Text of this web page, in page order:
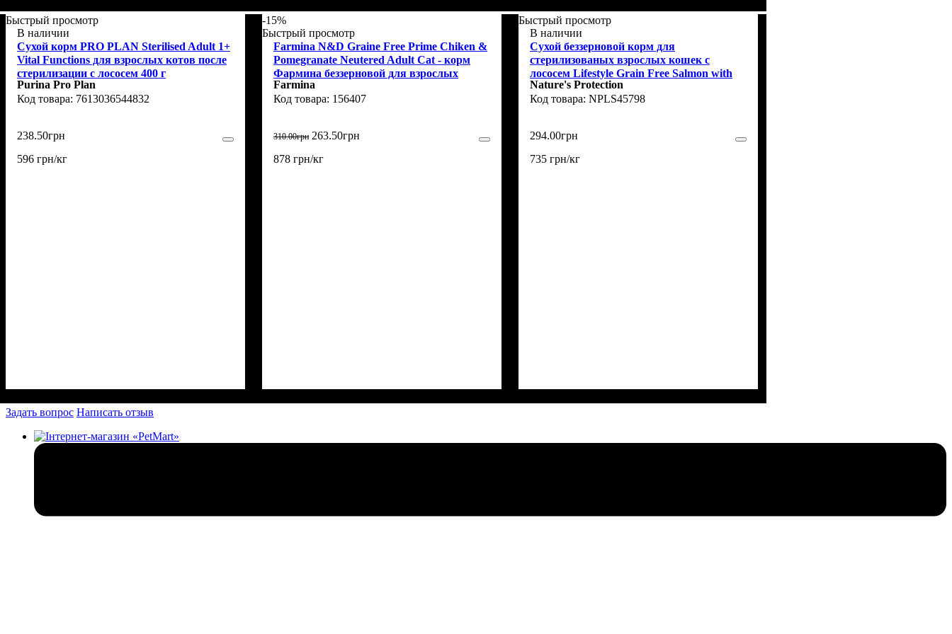
Быстрый просмотр
В наличии
Сухой корм PRO PLAN Sterilised Adult 1+
Vital Functions для взрослых котов после
стерилизации с лососем 400 г
Purina Pro Plan
7613036544832
238.50грн
596 грн/кг
-15%
Быстрый просмотр
Farmina N&D Graine Free Prime Chiken &
Pomegranate Neutered Adult Cat - корм
Фармина беззерновой для взрослых
стерилизованых котов с курицей и
гранатом 300 г
Farmina
156407
310.00грн 263.50грн
878 грн/кг
Быстрый просмотр
В наличии
Сухой беззерновой корм для
стерилизованых взрослых кошек с
лососем Lifestyle Grain Free Salmon with
krill Sterilised Adult Cat 400г
Nature's Protection
NPLS45798
294.00грн
735 грн/кг
Задать вопрос Написать отзыв